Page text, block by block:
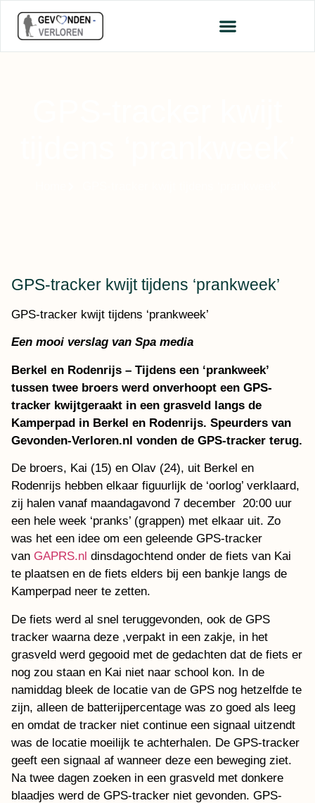
GPS-tracker kwijt tijdens ‘prankweek’
GPS-tracker kwijt tijdens ‘prankweek’
Een mooi verslag van Spa media
Berkel en Rodenrijs – Tijdens een ‘prankweek’
tussen twee broers werd onverhoopt een GPS-
tracker kwijtgeraakt in een grasveld langs de
Kamperpad in Berkel en Rodenrijs. Speurders van
Gevonden-Verloren.nl vonden de GPS-tracker terug.
De broers, Kai (15) en Olav (24), uit Berkel en
Rodenrijs hebben elkaar figuurlijk de ‘oorlog’ verklaard,
zij halen vanaf maandagavond 7 december 20:00 uur
een hele week ‘pranks’ (grappen) met elkaar uit. Zo
was het een idee om een geleende GPS-tracker
van GAPRS.nl dinsdagochtend onder de fiets van Kai
te plaatsen en de fiets elders bij een bankje langs de
Kamperpad neer te zetten.
De fiets werd al snel teruggevonden, ook de GPS
tracker waarna deze ,verpakt in een zakje, in het
grasveld werd gegooid met de gedachten dat de fiets er
nog zou staan en Kai niet naar school kon. In de
namiddag bleek de locatie van de GPS nog hetzelfde te
zijn, alleen de batterijpercentage was zo goed als leeg
en omdat de tracker niet continue een signaal uitzendt
was de locatie moeilijk te achterhalen. De GPS-tracker
geeft een signaal af wanneer deze een beweging ziet.
Na twee dagen zoeken in een grasveld met donkere
blaadjes werd de GPS-tracker niet gevonden. GPS-